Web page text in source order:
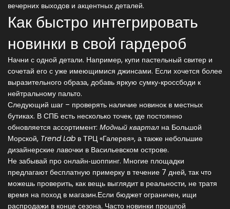
вечерних выходов и акцентных деталей.
Как быстро интегрировать
новинки в свой гардероб
Начни с одной детали. Например, купи пастельный свитер и
сочетай его с уже имеющимися джинсами. Если хочется более
выразительного образа, добавь яркую сумку‑кроссбоди к
нейтральному пальто.
Следующий шаг – проверять наличие новинок в местных
бутиках. В СПБ есть несколько точек, где постоянно
обновляется ассортимент: Модный квартал на Большой
Морской, Trend Lab в ТРЦ «Галерея», а также небольшие
дизайнерские лавочки в Васильевском острове.
Не забывай про онлайн‑шоппинг. Многие площадки
предлагают бесплатную примерку в течение 7 дней, так что
можешь проверить, как вещь выглядит в реальности, не тратя
время на поход в магазин.Если бюджет ограничен, ищи
распродажи в конце сезона. Часто новинки прошлой